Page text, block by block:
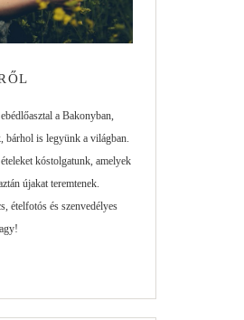
a Bakonyban,
bárhol is legyünk a világban.
kóstolgatunk, amelyek
újakat teremtenek.
ételfotós és szenvedélyes